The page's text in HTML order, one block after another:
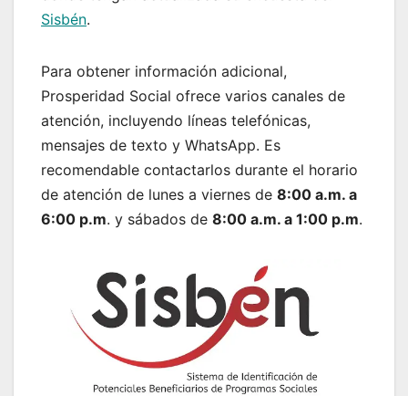
Sisbén.
Para obtener información adicional,
Prosperidad Social ofrece varios canales de
atención, incluyendo líneas telefónicas,
mensajes de texto y WhatsApp. Es
recomendable contactarlos durante el horario
de atención de lunes a viernes de 8:00 a.m. a
6:00 p.m. y sábados de 8:00 a.m. a 1:00 p.m.